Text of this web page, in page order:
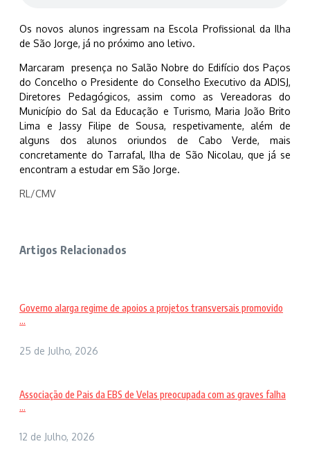
Os novos alunos ingressam na Escola Profissional da Ilha
de São Jorge, já no próximo ano letivo.
Marcaram presença no Salão Nobre do Edifício dos Paços
do Concelho o Presidente do Conselho Executivo da ADISJ,
Diretores Pedagógicos, assim como as Vereadoras do
Município do Sal da Educação e Turismo, Maria João Brito
Lima e Jassy Filipe de Sousa, respetivamente, além de
alguns dos alunos oriundos de Cabo Verde, mais
concretamente do Tarrafal, Ilha de São Nicolau, que já se
encontram a estudar em São Jorge.
RL/CMV
Artigos Relacionados
Governo alarga regime de apoios a projetos transversais promovido
...
25 de Julho, 2026
Associação de Pais da EBS de Velas preocupada com as graves falha
...
12 de Julho, 2026